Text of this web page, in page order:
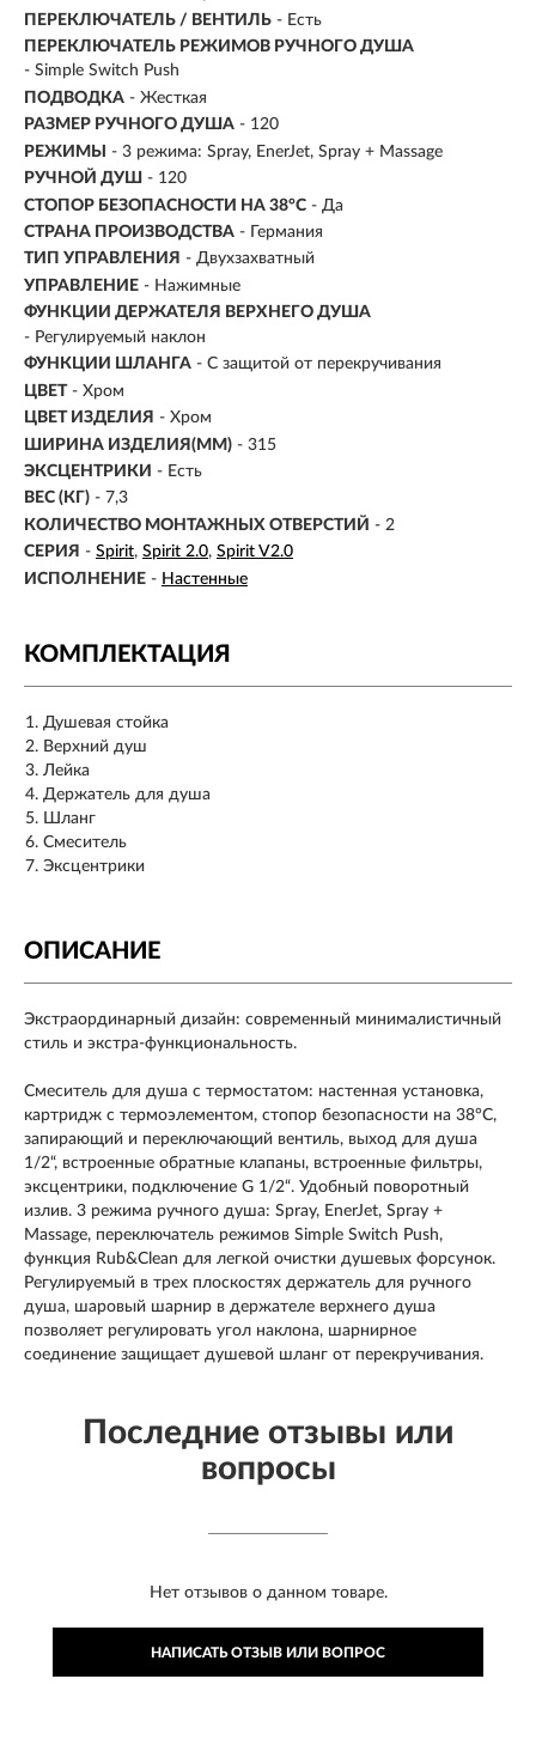
ПЕРЕКЛЮЧАТЕЛЬ / ВЕНТИЛЬ - Есть
ПЕРЕКЛЮЧАТЕЛЬ РЕЖИМОВ РУЧНОГО ДУША
- Simple Switch Push
ПОДВОДКА - Жесткая
РАЗМЕР РУЧНОГО ДУША - 120
РЕЖИМЫ
- 3 режима: Spray, EnerJet, Spray + Massage
РУЧНОЙ ДУШ - 120
СТОПОР БЕЗОПАСНОСТИ НА 38°C - Да
СТРАНА ПРОИЗВОДСТВА - Германия
ТИП УПРАВЛЕНИЯ - Двухзахватный
УПРАВЛЕНИЕ - Нажимные
ФУНКЦИИ ДЕРЖАТЕЛЯ ВЕРХНЕГО ДУША
- Регулируемый наклон
ФУНКЦИИ ШЛАНГА - С защитой от перекручивания
ЦВЕТ - Хром
ЦВЕТ ИЗДЕЛИЯ - Хром
ШИРИНА ИЗДЕЛИЯ(ММ) - 315
ЭКСЦЕНТРИКИ - Есть
ВЕС (КГ) - 7,3
КОЛИЧЕСТВО МОНТАЖНЫХ ОТВЕРСТИЙ - 2
СЕРИЯ - Spirit Spirit 2.0 Spirit V2.0
ИСПОЛНЕНИЕ - Настенные
КОМПЛЕКТАЦИЯ
Душевая стойка
Верхний душ
Лейка
Держатель для душа
Шланг
Смеситель
Эксцентрики
ОПИСАНИЕ
Экстраординарный дизайн: современный минималистичный
стиль и экстра-функциональность.
Смеситель для душа с термостатом: настенная установка,
картридж с термоэлементом, стопор безопасности на 38°C,
запирающий и переключающий вентиль, выход для душа
1/2“, встроенные обратные клапаны, встроенные фильтры,
эксцентрики, подключение G 1/2“. Удобный поворотный
излив. 3 режима ручного душа: Spray, EnerJet, Spray +
Massage, переключатель режимов Simple Switch Push,
функция Rub&Clean для легкой очистки душевых форсунок.
Регулируемый в трех плоскостях держатель для ручного
душа, шаровый шарнир в держателе верхнего душа
позволяет регулировать угол наклона, шарнирное
соединение защищает душевой шланг от перекручивания.
Последние отзывы или
вопросы
Нет отзывов о данном товаре.
НАПИСАТЬ ОТЗЫВ ИЛИ ВОПРОС